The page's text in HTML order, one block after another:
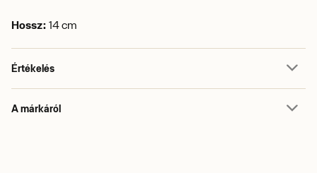
Hossz: 14 cm
Értékelés
A márkáról